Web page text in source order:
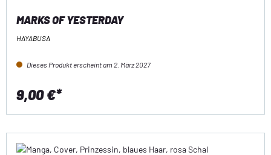
MARKS OF YESTERDAY
HAYABUSA
Dieses Produkt erscheint am 2. März 2027
9,00 €*